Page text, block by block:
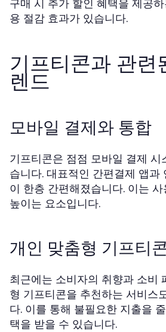
구매 시 추가 할인 혜택을 제공
용 절감 효과가 있습니다.
기프티콘과 관련
렌드
모바일 결제와 통합
기프티콘은 점점 모바일 결제 시
습니다. 대표적인 간편결제 앱과
이 한층 간편해졌습니다. 이는
높이는 요소입니다.
개인 맞춤형 기프티
최근에는 소비자의 취향과 소비
형 기프티콘을 추천하는 서비스
다. 이를 통해 불필요한 지출을
택을 받을 수 있습니다.